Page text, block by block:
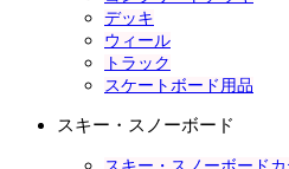
デッキ
ウィール
トラック
スケートボード用品
スキー・スノーボード